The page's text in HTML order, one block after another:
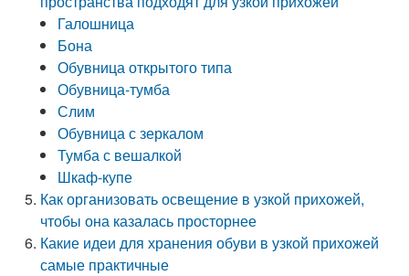
Галошница
Бона
Обувница открытого типа
Обувница-тумба
Слим
Обувница с зеркалом
Тумба с вешалкой
Шкаф-купе
Как организовать освещение в узкой прихожей,
чтобы она казалась просторнее
Какие идеи для хранения обуви в узкой прихожей
самые практичные